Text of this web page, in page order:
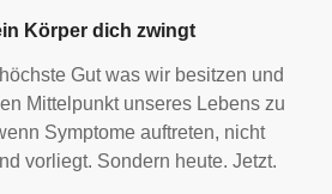
Körper dich zwingt
Gut was wir besitzen und
Mittelpunkt unseres Lebens zu
Symptome auftreten, nicht
vorliegt. Sondern heute. Jetzt.